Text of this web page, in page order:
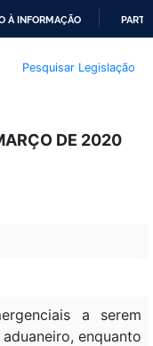
À INFORMAÇÃO
Pesquisar Legislação
DE 2020
a serem
enquanto